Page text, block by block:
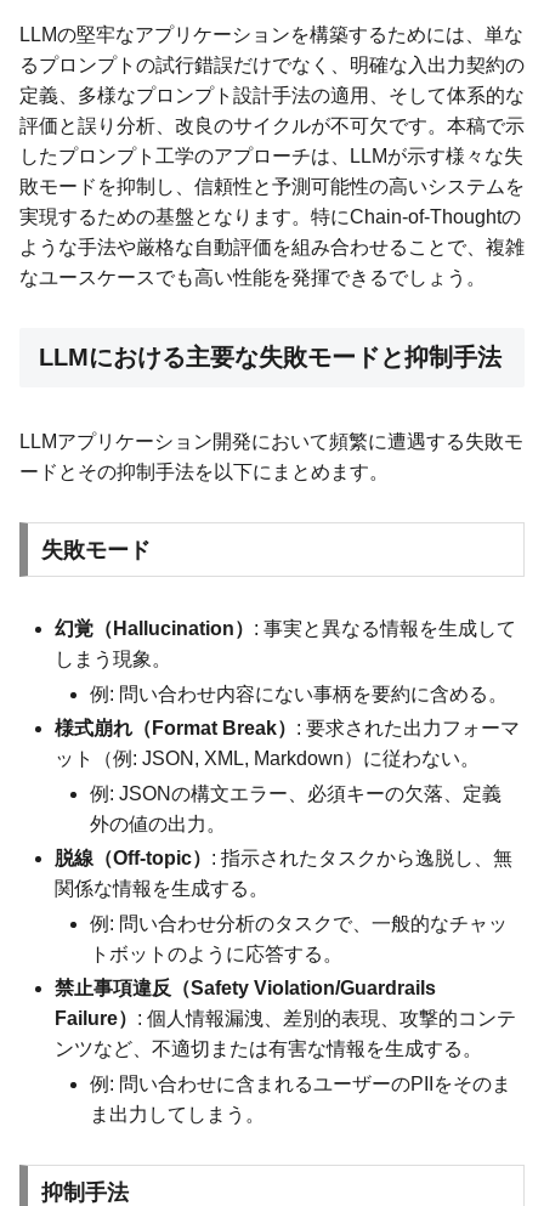
LLMの堅牢なアプリケーションを構築するためには、単な
るプロンプトの試行錯誤だけでなく、明確な入出力契約の
定義、多様なプロンプト設計手法の適用、そして体系的な
評価と誤り分析、改良のサイクルが不可欠です。本稿で示
したプロンプト工学のアプローチは、LLMが示す様々な失
敗モードを抑制し、信頼性と予測可能性の高いシステムを
実現するための基盤となります。特にChain-of-Thoughtの
ような手法や厳格な自動評価を組み合わせることで、複雑
なユースケースでも高い性能を発揮できるでしょう。
LLMにおける主要な失敗モードと抑制手法
LLMアプリケーション開発において頻繁に遭遇する失敗モ
ードとその抑制手法を以下にまとめます。
失敗モード
幻覚（Hallucination） : 事実と異なる情報を生成して
しまう現象。
例: 問い合わせ内容にない事柄を要約に含める。
様式崩れ（Format Break） : 要求された出力フォーマ
ット（例: JSON, XML, Markdown）に従わない。
例: JSONの構文エラー、必須キーの欠落、定義
外の値の出力。
脱線（Off-topic） : 指示されたタスクから逸脱し、無
関係な情報を生成する。
例: 問い合わせ分析のタスクで、一般的なチャッ
トボットのように応答する。
禁止事項違反（Safety Violation/Guardrails
Failure） : 個人情報漏洩、差別的表現、攻撃的コンテ
ンツなど、不適切または有害な情報を生成する。
例: 問い合わせに含まれるユーザーのPIIをそのま
ま出力してしまう。
抑制手法